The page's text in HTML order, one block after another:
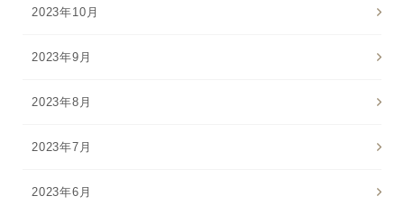
2023年10月
2023年9月
2023年8月
2023年7月
2023年6月